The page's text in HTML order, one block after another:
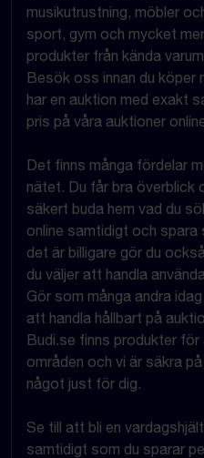
musikutrustning, möbler
sport, gym och mycket
produkter från kända
Besök oss innan du köper
har en auktion med exakt
pris på våra auktioner
Det finns många fördelar
nätet. Du får bra överblick
säkert buda hem vad du
online samtidigt och
det är billigare gör du
du väljer att handla
Gör som många andra
att handla hållbart på
Budi.se finns produkter för
områden och vi är säkra
något just för dig.
Se till att bli en
samtidigt som du sparar